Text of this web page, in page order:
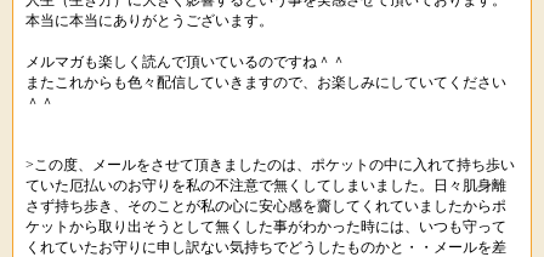
本当に本当にありがとうございます。
メルマガも楽しく読んで頂いているのですね＾＾
またこれからも色々配信していきますので、お楽しみにしていてください
＾＾
>この度、メールをさせて頂きましたのは、ポケットの中に入れて持ち歩い
ていた厄払いのお守りを私の不注意で無くしてしまいました。日々肌身離
さず持ち歩き、そのことが私の心に安心感を齎してくれていましたからポ
ケットから取り出そうとして無くした事がわかった時には、いつも守って
くれていたお守りに申し訳ない気持ちでどうしたものかと・・メールを差